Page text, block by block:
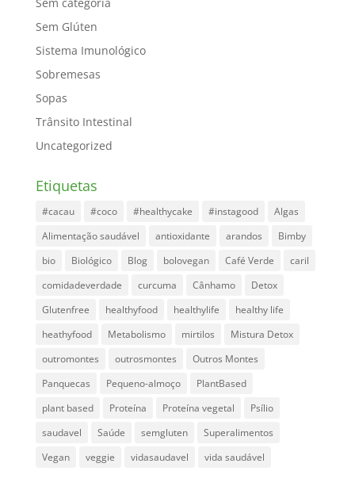
Sem Glúten
Sistema Imunológico
Sobremesas
Sopas
Trânsito Intestinal
Uncategorized
Etiquetas
#cacau #coco #healthycake #instagood
Algas
Alimentação saudável
antioxidante arandos
Bimby
bio
Biológico Blog bolovegan Café Verde
caril
comidadeverdade
curcuma Cânhamo
Detox
Glutenfree
healthyfood healthylife
healthy life
heathyfood
Metabolismo mirtilos
Mistura Detox
outromontes
outrosmontes
Outros Montes
Panquecas
Pequeno-almoço
PlantBased
plant based
Proteína Proteína vegetal
Psílio
saudavel
Saúde semgluten
Superalimentos
Vegan
veggie vidasaudavel vida saudável